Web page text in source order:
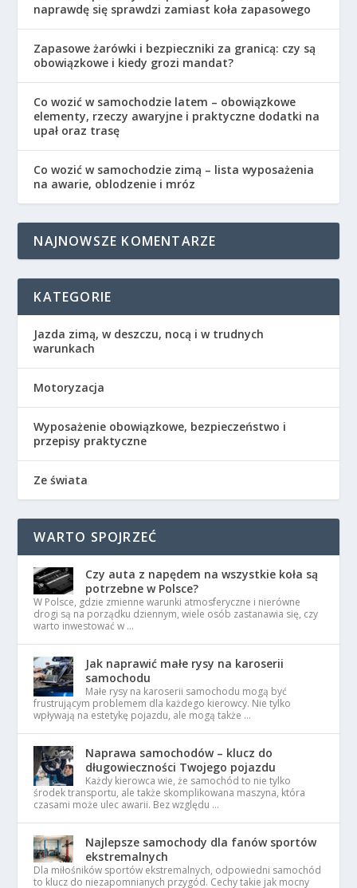
naprawdę się sprawdzi zamiast koła zapasowego
Zapasowe żarówki i bezpieczniki za granicą: czy są
obowiązkowe i kiedy grozi mandat?
Co wozić w samochodzie latem – obowiązkowe
elementy, rzeczy awaryjne i praktyczne dodatki na
upał oraz trasę
Co wozić w samochodzie zimą – lista wyposażenia
na awarie, oblodzenie i mróz
NAJNOWSZE KOMENTARZE
KATEGORIE
Jazda zimą, w deszczu, nocą i w trudnych
warunkach
Motoryzacja
Wyposażenie obowiązkowe, bezpieczeństwo i
przepisy praktyczne
Ze świata
WARTO SPOJRZEĆ
Czy auta z napędem na wszystkie koła są
potrzebne w Polsce?
W Polsce, gdzie zmienne warunki atmosferyczne i nierówne
drogi są na porządku dziennym, wiele osób zastanawia się, czy
warto inwestować w …
Jak naprawić małe rysy na karoserii
samochodu
Małe rysy na karoserii samochodu mogą być
frustrującym problemem dla każdego kierowcy. Nie tylko
wpływają na estetykę pojazdu, ale mogą także …
Naprawa samochodów – klucz do
długowieczności Twojego pojazdu
Każdy kierowca wie, że samochód to nie tylko
środek transportu, ale także skomplikowana maszyna, która
czasami może ulec awarii. Bez względu …
Najlepsze samochody dla fanów sportów
ekstremalnych
Dla miłośników sportów ekstremalnych, odpowiedni samochód
to klucz do niezapomnianych przygód. Cechy takie jak mocny